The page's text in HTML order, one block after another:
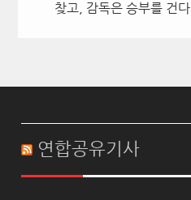
찾고, 감독은 승부를 건다
연합공유기사